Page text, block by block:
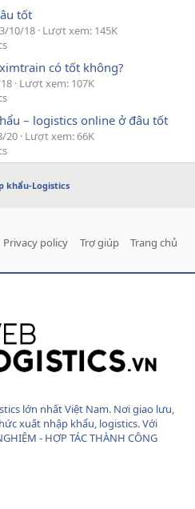
tốt
10/18 Lượt xem: 145K
có tốt không?
Lượt xem: 107K
– logistics online ở đâu tốt
20 Lượt xem: 66K
khẩu-Logistics
Privacy policy Trợ giúp Trang chủ
lớn nhất Việt Nam. Nơi giao lưu,
xuất nhập khẩu, logistics. Với
- HỢP TÁC THÀNH CÔNG